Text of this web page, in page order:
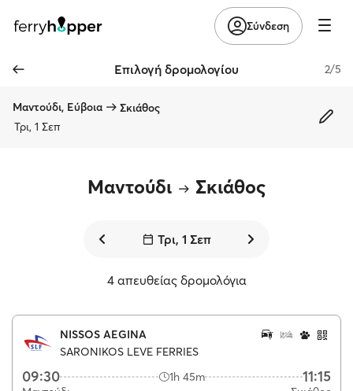
Σύνδεση
Επιλογή δρομολογίου 2/5
Μαντούδι, Εύβοια
Σκιάθος
Τρι, 1 Σεπ
Μαντούδι Σκιάθος
Τρι, 1 Σεπ
4 απευθείας δρομολόγια
NISSOS AEGINA
SARONIKOS LEVE FERRIES
09:30 1h 45m 11:15